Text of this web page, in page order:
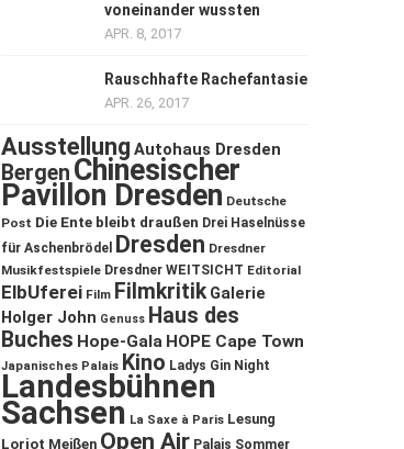
voneinander wussten
APR. 8, 2017
Rauschhafte Rachefantasie
APR. 26, 2017
Ausstellung Autohaus Dresden
Bergen Chinesischer
Pavillon Dresden Deutsche
Post Die Ente bleibt draußen Drei Haselnüsse
für Aschenbrödel
Dresden Dresdner
Musikfestspiele Dresdner WEITSICHT Editorial
ElbUferei Film Filmkritik Galerie
Holger John Genuss Haus des
Buches Hope-Gala HOPE Cape Town
Japanisches Palais Kino Ladys Gin Night
Landesbühnen
Sachsen La Saxe à Paris Lesung
Loriot Meißen Open Air Palais Sommer